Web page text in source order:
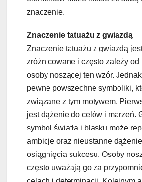
znaczenie.
Znaczenie tatuażu z gwiazdą
Znaczenie tatuażu z gwiazdą jest
zróżnicowane i często zależy od
osoby noszącej ten wzór.
pewne powszechne symboliki,
związane z tym motywem.
jest dążenie do celów i marzeń.
symbol światła i blasku może
ambicje oraz nieustanne
osiągnięcia sukcesu. Osoby
często uważają go za